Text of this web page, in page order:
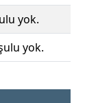
yok.
yok.